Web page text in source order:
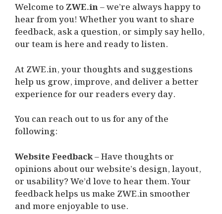
Welcome to ZWE.in– we’re always happy to
hear from you! Whether you want to share
feedback, ask a question, or simply say hello,
our team is here and ready to listen.
At ZWE.in, your thoughts and suggestions
help us grow, improve, and deliver a better
experience for our readers every day.
You can reach out to us for any of the
following:
Website Feedback– Have thoughts or
opinions about our website’s design, layout,
or usability? We’d love to hear them. Your
feedback helps us make ZWE.in smoother
and more enjoyable to use.